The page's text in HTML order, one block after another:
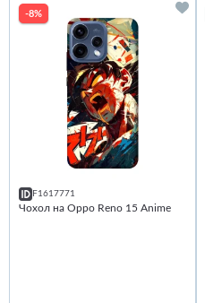
-8%
F1617771
Чохол на Oppo Reno 15 Anime